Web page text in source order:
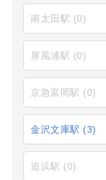
南太田駅 (0)
屏風浦駅 (0)
京急富岡駅 (0)
金沢文庫駅 (3)
追浜駅 (0)